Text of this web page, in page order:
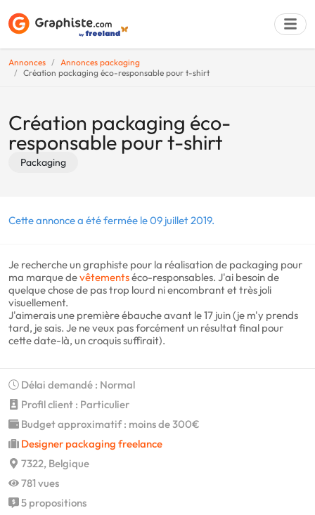
Annonces
Annonces packaging
Création packaging éco-responsable pour t-shirt
Création packaging éco-
responsable pour t-shirt
Packaging
Cette annonce a été fermée le 09 juillet 2019.
Je recherche un graphiste pour la réalisation de packaging pour
ma marque devêtementséco-responsables. J'ai besoin de
quelque chose de pas trop lourd ni encombrant et très joli
visuellement.
J'aimerais une première ébauche avant le 17 juin (je m'y prends
tard, je sais. Je ne veux pas forcément un résultat final pour
cette date-là, un croquis suffirait).
Délai demandé : Normal
Profil client : Particulier
Budget approximatif : moins de 300€
Designer packaging freelance
7322, Belgique
781 vues
5 propositions